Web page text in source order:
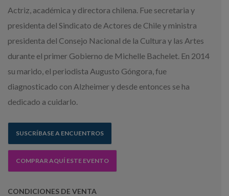
Actriz, académica y directora chilena. Fue secretaria y
presidenta del Sindicato de Actores de Chile y ministra
presidenta del Consejo Nacional de la Cultura y las Artes
durante el primer Gobierno de Michelle Bachelet. En 2014
su marido, el periodista Augusto Góngora, fue
diagnosticado con Alzheimer y desde entonces se ha
dedicado a cuidarlo.
SUSCRÍBASE A ENCUENTROS
COMPRAR AQUÍ ESTE EVENTO
CONDICIONES DE VENTA